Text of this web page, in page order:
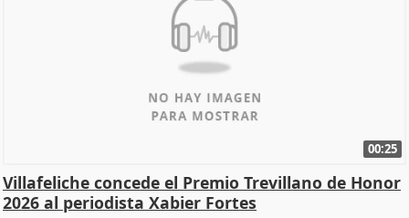
00:25
Villafeliche concede el Premio Trevillano de Honor
2026 al periodista Xabier Fortes